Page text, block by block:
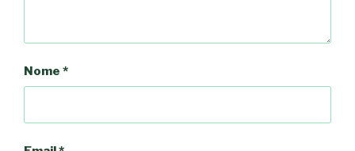
Nome *